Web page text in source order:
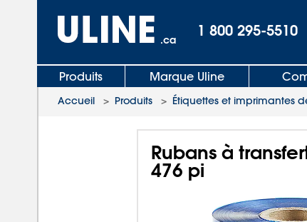
.ca
1 800 295-5510
Produits Marque Uline
Accueil > Produits > Étiquettes et imprimantes
Rubans à
476 pi